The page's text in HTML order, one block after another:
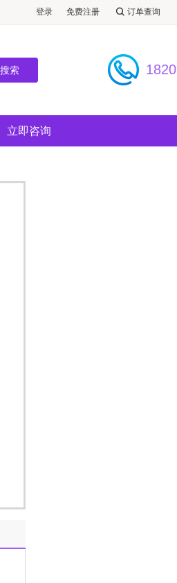
登录 免费注册 订单查询
立即咨询